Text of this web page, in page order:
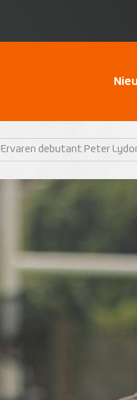
Ervaren debutant Peter